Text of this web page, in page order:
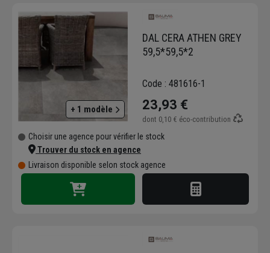
+ 1 modèle
DAL CERA ATHEN GREY
59,5*59,5*2
Code : 481616-1
23,93 €
dont 0,10 € éco-contribution
Choisir une agence pour vérifier le stock
Trouver du stock en agence
Livraison disponible selon stock agence